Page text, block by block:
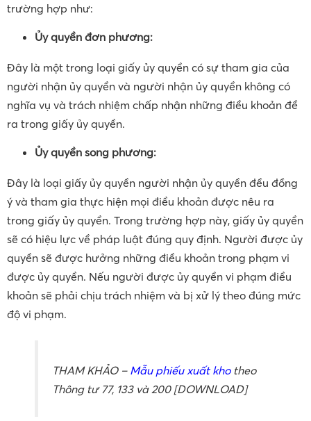
trường hợp như:
Ủy quyền đơn phương:
Đây là một trong loại giấy ủy quyền có sự tham gia của
người nhận ủy quyền và người nhận ủy quyền không có
nghĩa vụ và trách nhiệm chấp nhận những điều khoản đề
ra trong giấy ủy quyền.
Ủy quyền song phương:
Đây là loại giấy ủy quyền người nhận ủy quyền đều đồng
ý và tham gia thực hiện mọi điều khoản được nêu ra
trong giấy ủy quyền. Trong trường hợp này, giấy ủy quyền
sẽ có hiệu lực về pháp luật đúng quy định. Người được ủy
quyền sẽ được hưởng những điều khoản trong phạm vi
được ủy quyền. Nếu người được ủy quyền vi phạm điều
khoản sẽ phải chịu trách nhiệm và bị xử lý theo đúng mức
độ vi phạm.
THAM KHẢO – Mẫu phiếu xuất khotheo
Thông tư 77, 133 và 200 [DOWNLOAD]